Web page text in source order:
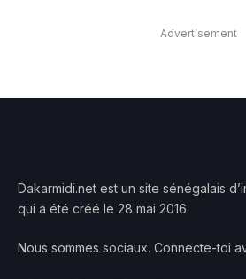
Advertisement
Dakarmidi.net est un site sénégalais
qui a été créé le 28 mai 2016.
Nous sommes sociaux. Connecte-toi